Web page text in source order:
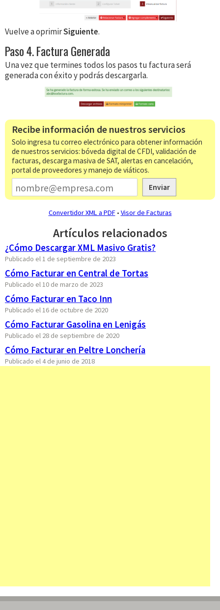
Vuelve a oprimirSiguiente.
Paso 4. Factura Generada
Una vez que termines todos los pasos tu factura será
generada con éxito y podrás descargarla.
Recibe información de nuestros servicios
Solo ingresa tu correo electrónico para obtener información
de nuestros servicios: bóveda digital de CFDI, validación de
facturas, descarga masiva de SAT, alertas en cancelación,
portal de proveedores y manejo de viáticos.
Enviar
Convertidor XML a PDF• Visor de Facturas
Artículos relacionados
¿Cómo Descargar XML Masivo Gratis?
Publicado el 1 de septiembre de 2023
Cómo Facturar en Central de Tortas
Publicado el 10 de marzo de 2023
Cómo Facturar en Taco Inn
Publicado el 16 de octubre de 2020
Cómo Facturar Gasolina en Lenigás
Publicado el 28 de septiembre de 2020
Cómo Facturar en Peltre Lonchería
Publicado el 4 de junio de 2018